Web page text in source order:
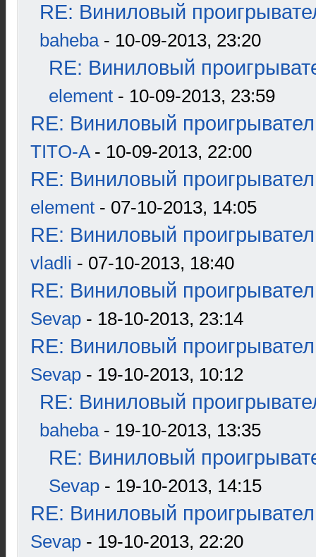
RE: Виниловый
baheba- 10-09-2013, 23:20
RE: Виниловый
element - 10-09-2013, 23:59
RE: Виниловый
TITO-A- 10-09-2013, 22:00
RE: Виниловый
element - 07-10-2013, 14:05
RE: Виниловый
vladli - 07-10-2013, 18:40
RE: Виниловый
Sevap - 18-10-2013, 23:14
RE: Виниловый
Sevap - 19-10-2013, 10:12
RE: Виниловый
baheba- 19-10-2013, 13:35
RE: Виниловый
Sevap - 19-10-2013, 14:15
RE: Виниловый
Sevap - 19-10-2013, 22:20